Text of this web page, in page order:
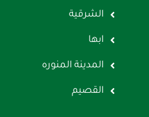
الشرقية
ابها
المدينة المنوره
القصيم